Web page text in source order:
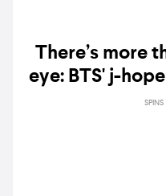
There’s more
eye: BTS' j-
in ‘Jack In The
SPINS